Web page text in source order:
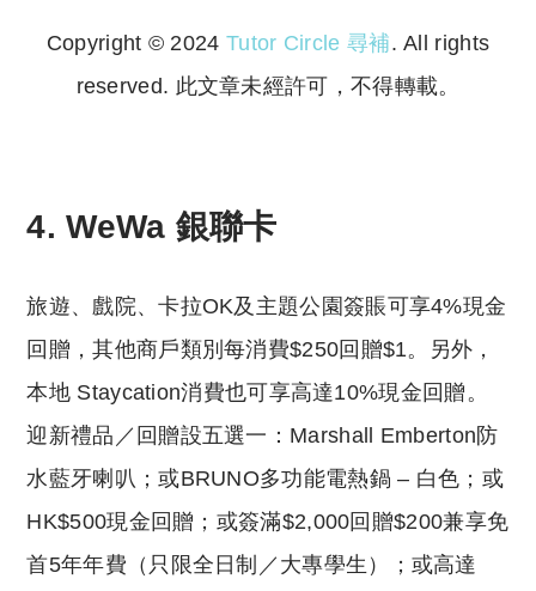
Copyright © 2024 Tutor Circle 尋補. All rights
reserved. 此文章未經許可，不得轉載。
4. WeWa 銀聯卡
旅遊、戲院、卡拉OK及主題公園簽賬可享4%現金
回贈，其他商戶類別每消費$250回贈$1。另外，
本地 Staycation消費也可享高達10%現金回贈。
迎新禮品／回贈設五選一：Marshall Emberton防
水藍牙喇叭；或BRUNO多功能電熱鍋 – 白色；或
HK$500現金回贈；或簽滿$2,000回贈$200兼享免
首5年年費（只限全日制／大專學生）；或高達